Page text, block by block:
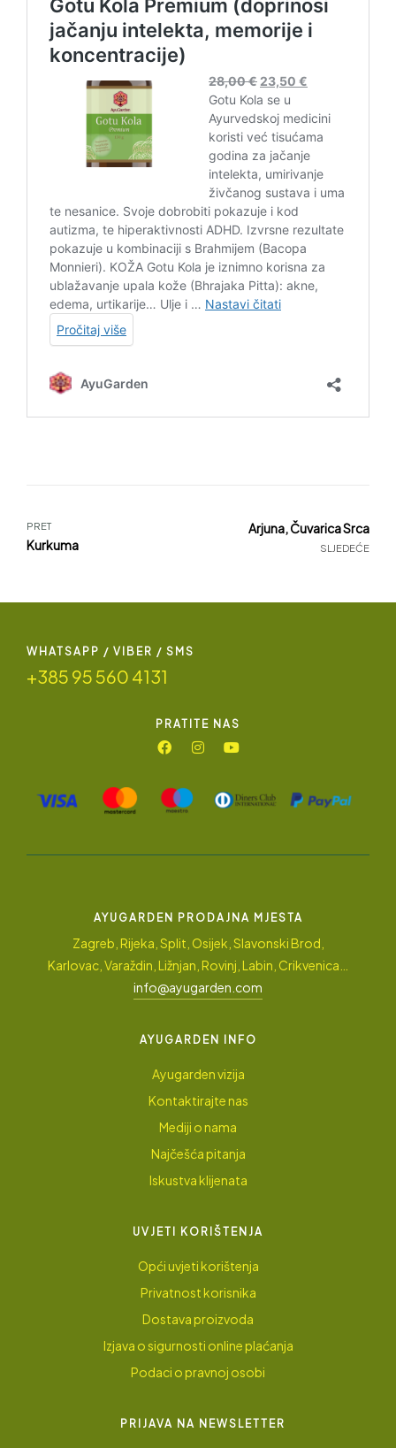
PRET
Kurkuma SLJEDEĆE
Arjuna, Čuvarica Srca
WHATSAPP / VIBER / SMS
+385 95 560 4131
PRATITE NAS
AYUGARDEN PRODAJNA MJESTA
Zagreb, Rijeka, Split, Osijek, Slavonski Brod,
Karlovac, Varaždin, Ližnjan, Rovinj, Labin, Crikvenica…
info@ayugarden.com
AYUGARDEN INFO
Ayugarden vizija
Kontaktirajte nas
Mediji o nama
Najčešća pitanja
Iskustva klijenata
UVJETI KORIŠTENJA
Opći uvjeti korištenja
Privatnost korisnika
Dostava proizvoda
Izjava o sigurnosti online plaćanja
Podaci o pravnoj osobi
PRIJAVA NA NEWSLETTER